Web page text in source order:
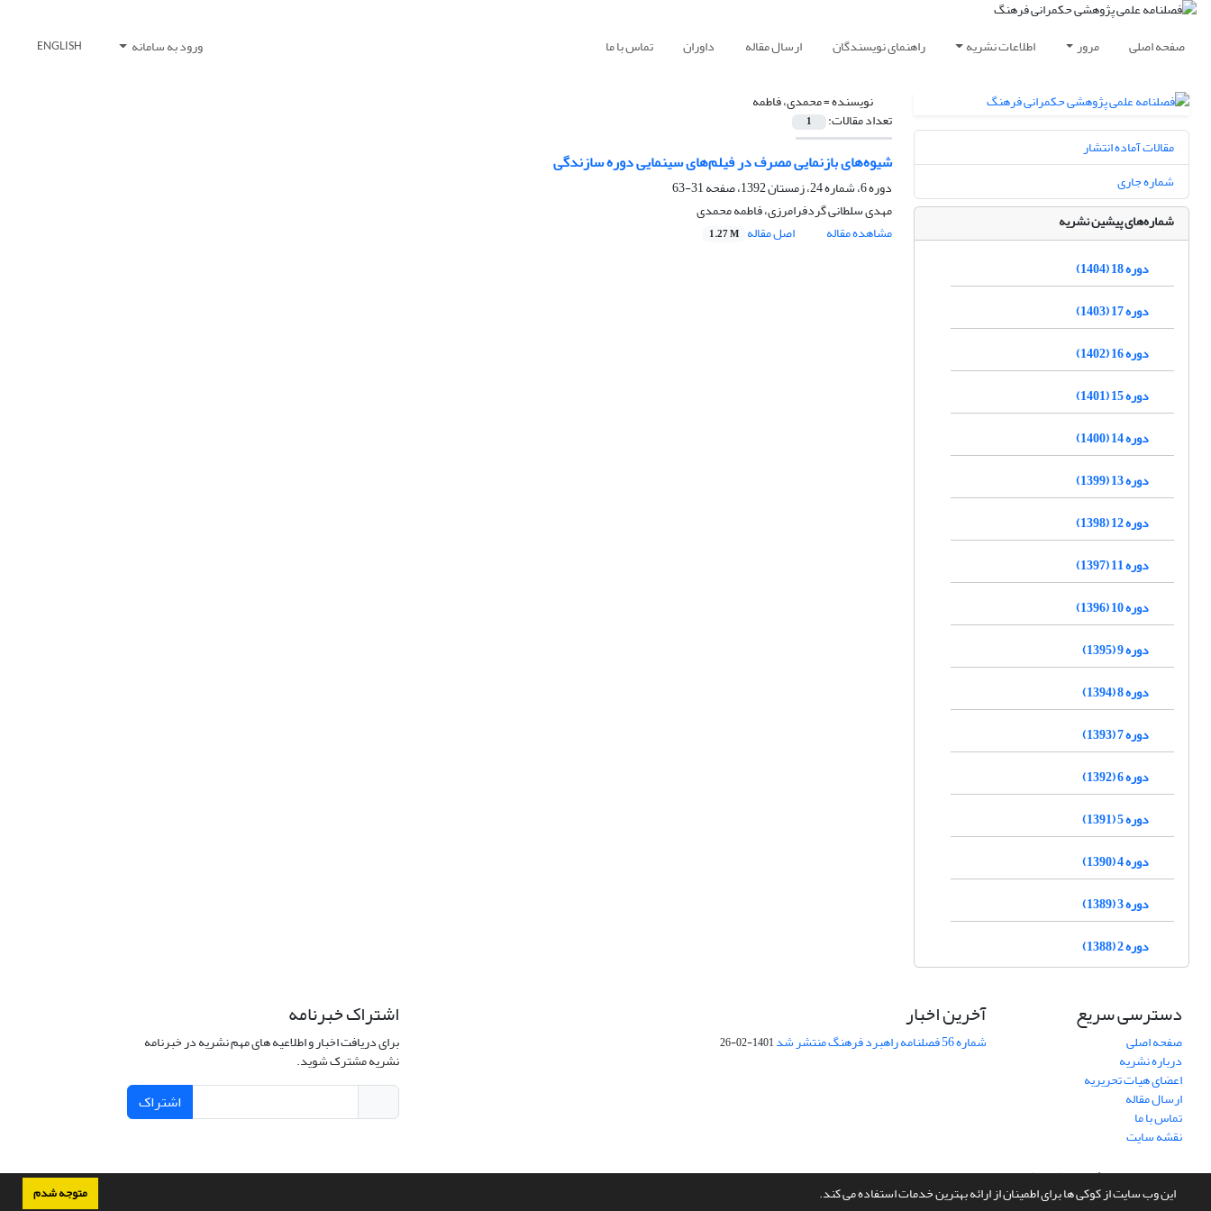
این وب سایت از کوکی ها برای اطمینان از ارائه بهترین خدمات استفاده می کند. متوجه شدم
صفحه اصلی مرور اطلاعات نشریه راهنمای نویسندگان ارسال مقاله داوران تماس با ما ورود به سامانه ENGLISH
نویسنده =محمدی، فاطمه
تعداد مقالات: 1
شیوه‌های بازنمایی مصرف در فیلم‌های سینمایی دوره سازندگی
دوره 6، شماره 24، زمستان 1392، صفحه
31-63
مهدی سلطانی گردفرامرزی، فاطمه محمدی
مشاهده مقاله
اصل مقاله 1.27 M
مقالات آماده انتشار
شماره جاری
شماره‌های پیشین نشریه
دوره 18 (1404)
دوره 17 (1403)
دوره 16 (1402)
دوره 15 (1401)
دوره 14 (1400)
دوره 13 (1399)
دوره 12 (1398)
دوره 11 (1397)
دوره 10 (1396)
دوره 9 (1395)
دوره 8 (1394)
دوره 7 (1393)
دوره 6 (1392)
دوره 5 (1391)
دوره 4 (1390)
دوره 3 (1389)
دوره 2 (1388)
دسترسی سریع
صفحه اصلی
درباره نشریه
اعضای هیات تحریریه
ارسال مقاله
تماس با ما
نقشه سایت
آخرین اخبار
شماره 56 فصلنامه راهبرد فرهنگ منتشر شد 1401-02-26
اشتراک خبرنامه
برای دریافت اخبار و اطلاعیه های مهم نشریه در خبرنامه
نشریه مشترک شوید.
اشتراک
سامانه مدیریت نشریات علمی.طراحی و پیاده سازی ازسیناوب